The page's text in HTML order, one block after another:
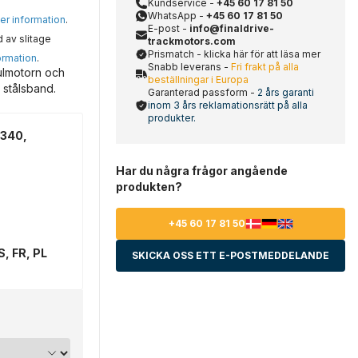
information.
av slitage
.
och
FR, PL
Kundservice - +45 60 17 81 50
WhatsApp - +45 60 17 81 50
E-post - info@finaldrive-
trackmotors.com
Prismatch - klicka här för att läsa mer
Snabb leverans - Fri frakt på alla
beställningar i Europa
Garanterad passform - 2 års garanti
inom 3 års reklamationsrätt på alla
produkter.
Har du några frågor angående
produkten?
+45 60 17 81 50
SKICKA OSS ETT E-POSTMEDDELANDE